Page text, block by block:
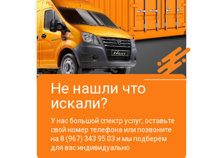
Не нашли что
искали?
У нас большой спектр услуг, оставьте
свой номер телефона или позвоните
на 8 (967) 343 95 03 и мы подберём
для вас индивидуально